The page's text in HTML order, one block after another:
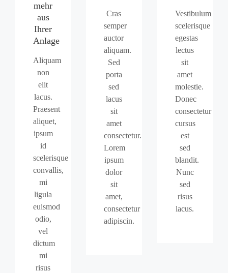
mehr
aus
Ihrer
Anlage
Aliquam
non
elit
lacus.
Praesent
aliquet,
ipsum
id
scelerisque
convallis,
mi
ligula
euismod
odio,
vel
dictum
mi
risus
Cras
semper
auctor
aliquam.
Sed
porta
sed
lacus
sit
amet
consectetur.
Lorem
ipsum
dolor
sit
amet,
consectetur
adipiscin.
Vestibulum
scelerisque
egestas
lectus
sit
amet
molestie.
Donec
consectetur
cursus
est
sed
blandit.
Nunc
sed
risus
lacus.